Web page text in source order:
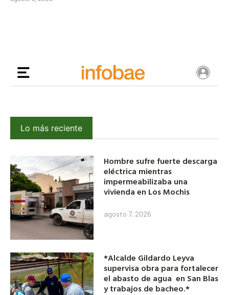
Lo más reciente
Hombre sufre fuerte descarga
eléctrica mientras
impermeabilizaba una
vivienda en Los Mochis
agosto 7, 2026
*Alcalde Gildardo Leyva
supervisa obra para fortalecer
el abasto de agua en San Blas
y trabajos de bacheo.*